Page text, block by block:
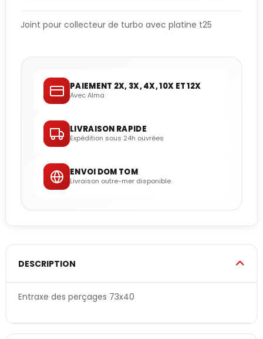
Joint pour collecteur de turbo avec platine t25
PAIEMENT 2X, 3X, 4X, 10X ET 12X
Avec Alma
LIVRAISON RAPIDE
Expédition sous 24h ouvrées
ENVOI DOM TOM
Livraison outre-mer disponible
DESCRIPTION
Entraxe des perçages 73x40